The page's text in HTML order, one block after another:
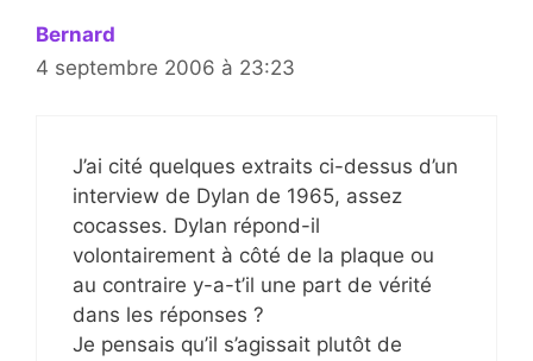
Bernard
4 septembre 2006 à 23:23
J’ai cité quelques extraits ci-dessus d’un
interview de Dylan de 1965, assez
cocasses. Dylan répond-il
volontairement à côté de la plaque ou
au contraire y-a-t’il une part de vérité
dans les réponses ?
Je pensais qu’il s’agissait plutôt de